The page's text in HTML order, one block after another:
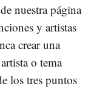
nuestra página
y artistas
crear una
o tema
los tres puntos